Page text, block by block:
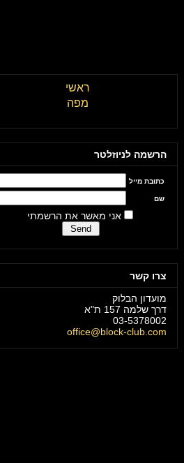
ראשי
מפה
הרשמה לניוזלטר
כתובת מייל
שם
אני מאשר את הרשמתי
צרו קשר
מועדון הבלוק
דרך שלמה 157 ת"א
03-5378002
office@block-club.com